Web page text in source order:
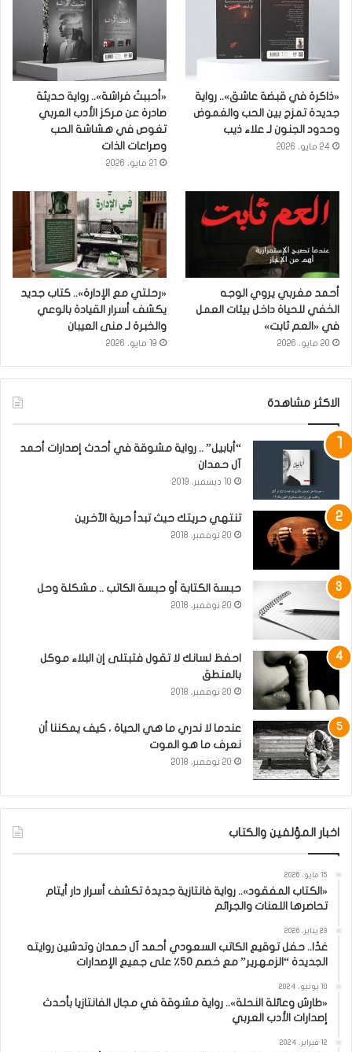
«ذاكرة في قبضة عاشق».. رواية
جديدة تمزج بين الحب والغموض
وحدود الجنون لـ علاء ذيب
24 مايو، 2026
«أحببتُ فراشة».. رواية حديثة
صادرة عن مركز الأدب العربي
تغوص في هشاشة الحب
وصراعات الذات
21 مايو، 2026
أحمد مغربي يروي الوجه
الخفي للحياة داخل بيئات العمل
في «العم ثابت»
20 مايو، 2026
«رحلتي مع الإدارة».. كتاب جديد
يكشف أسرار القيادة بالوعي
والخبرة لـ منى العيبان
19 مايو، 2026
الاكثر مشاهدة
“أبابيل” .. رواية مشوقة في أحدث إصدارات أحمد
آل حمدان
10 ديسمبر، 2019
تنتهي حريتك حيث تبدأ حرية الآخرين
20 نوفمبر، 2018
حبسة الكتابة أو حبسة الكاتب .. مشكلة وحل
20 نوفمبر، 2018
احفظ لسانك لا تقول فتبتلى إن البلاء موكل
بالمنطق
20 نوفمبر، 2018
عندما لا ندري ما هي الحياة ، كيف يمكننا أن
نعرف ما هو الموت
20 نوفمبر، 2018
اخبار المؤلفين والكتاب
15 مايو، 2026
«الكتاب المفقود».. رواية فانتازية جديدة تكشف أسرار دار أيتام
تحاصرها اللعنات والجرائم
23 يناير، 2026
غدًا.. حفل توقيع الكاتب السعودي أحمد آل حمدان وتدشين روايته
الجديدة “الزمهرير” مع خصم 50٪ على جميع الإصدارات
10 يونيو، 2024
«طارش وعائلة النحلة».. رواية مشوقة في مجال الفانتازيا بأحدث
إصدارات الأدب العربي
12 فبراير، 2024